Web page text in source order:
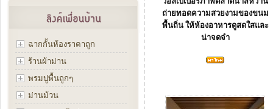
ฉากกั้นห้องราคาถูก
ร้านผ้าม่าน
พรมปูพื้นถูกๆ
ม่านม้วน
ถ่ายทอดความสวยงามของขนม
พื้นถิ่น ให้ห้องอาหารดูสดใสและ
น่าจดจำ